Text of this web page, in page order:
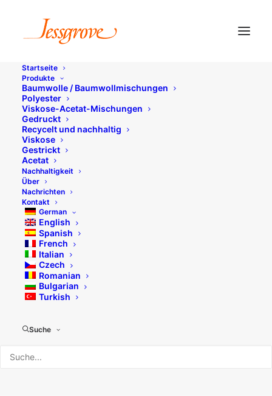
Startseite
Produkte
Baumwolle / Baumwollmischungen
Polyester
Viskose-Acetat-Mischungen
Gedruckt
Recycelt und nachhaltig
Viskose
Gestrickt
Acetat
Nachhaltigkeit
Über
Nachrichten
Kontakt
German
English
Spanish
French
Italian
Czech
Romanian
Bulgarian
Turkish
Suche
Datenschutzbestimmungen
Die Jessgrove Gruppe ("Wir")
verpflichtet sich, deine Daten zu
schützen und zu respektieren.
Diese Richtlinie legt fest, auf welcher Grundlage wir
personenbezogene Daten, die wir von dir erheben oder
das Folgende sorgfältig durch, damit du verstehst, wie
wir sie behandeln. Wir speichern bestimmte